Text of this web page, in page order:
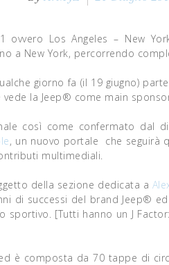
ovvero Los Angeles – New
a New York, percorrendo
giorno fa (il 19 giugno)
la Jeep® come main
così come confermato dal
, un nuovo portale che seguirà
multimediali.
della sezione dedicata a
di successi del brand Jeep®
sportivo. [Tutti hanno un J
è composta da 70 tappe di